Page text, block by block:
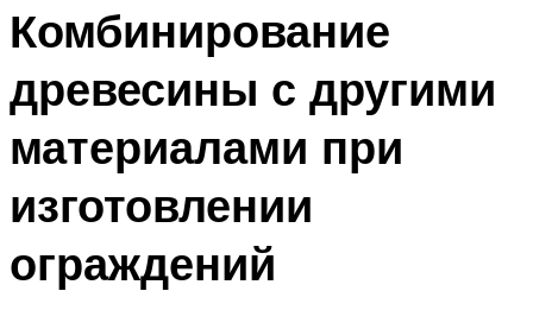
Комбинирование
древесины с другими
материалами при
изготовлении
ограждений